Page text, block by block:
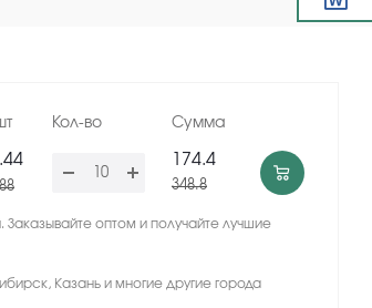
Кол-во Сумма
174.4
348.8
оптом и получайте лучшие
Казань и многие другие города